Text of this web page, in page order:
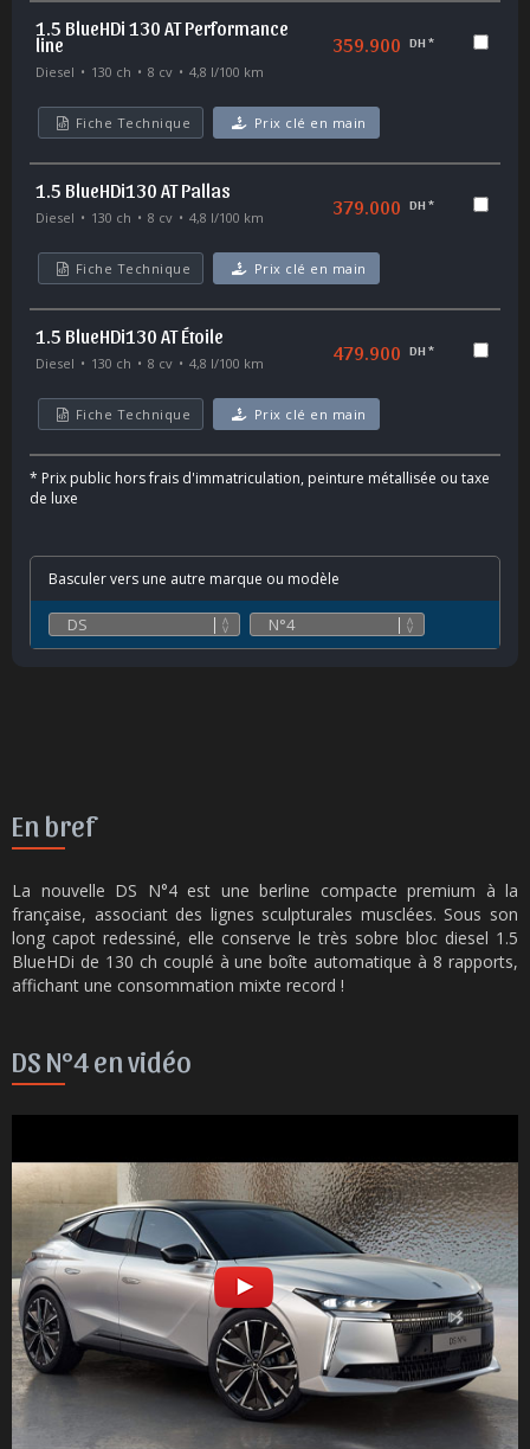
1.5 BlueHDi 130 AT Performance
line
Diesel 130 ch 8 cv 4,8 l/100 km
359.900 DH *
Fiche Technique Prix clé en main
1.5 BlueHDi130 AT Pallas
Diesel 130 ch 8 cv 4,8 l/100 km 379.000 DH *
Fiche Technique Prix clé en main
1.5 BlueHDi130 AT Étoile
Diesel 130 ch 8 cv 4,8 l/100 km 479.900 DH *
Fiche Technique Prix clé en main
* Prix public hors frais d'immatriculation, peinture métallisée ou taxe
de luxe
Basculer vers une autre marque ou modèle
En bref
La nouvelle DS N°4 est une berline compacte premium à la
française, associant des lignes sculpturales musclées. Sous son
long capot redessiné, elle conserve le très sobre bloc diesel 1.5
BlueHDi de 130 ch couplé à une boîte automatique à 8 rapports,
affichant une consommation mixte record !
DS N°4 en vidéo